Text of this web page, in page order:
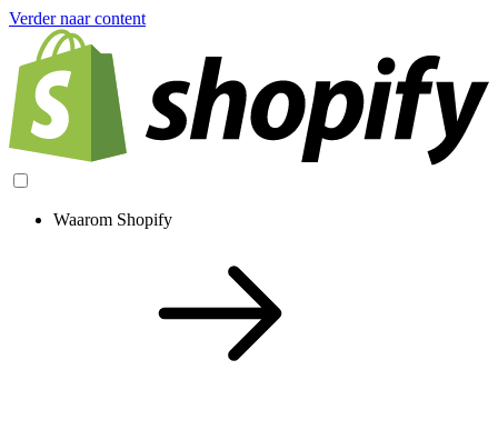
Verder naar content
Waarom Shopify